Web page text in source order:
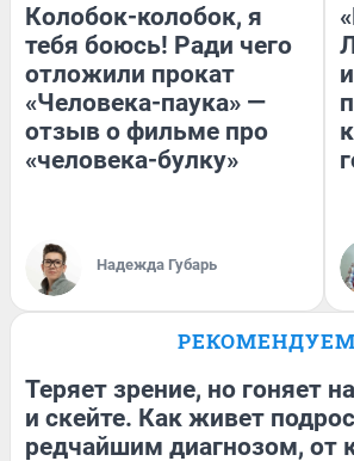
Колобок-колобок, я
тебя боюсь! Ради чего
отложили прокат
«Человека-паука» —
отзыв о фильме про
«человека-булку»
Надежда Губарь
РЕКОМЕНДУЕМ
Теряет зрение, но гоняет
и скейте. Как живет
редчайшим диагнозом, от